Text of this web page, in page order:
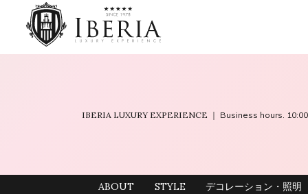
IBERIA LUXURY EXPERIENCE ｜ Business hours.
ABOUT STYLE デコレーション・照明